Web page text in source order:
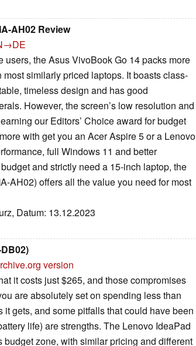
AH02 Review
users, the Asus VivoBook Go 14 packs more
similarly priced laptops. It boasts class-
timeless design and has good
However, the screen’s low resolution and
our Editors’ Choice award for budget
with get you an Acer Aspire 5 or a Lenovo
full Windows 11 and better
and strictly need a 15-inch laptop, the
AH02) offers all the value you need for most
Datum: 13.12.2023
version
it costs just $265, and those compromises
are absolutely set on spending less than
gets, and some pitfalls that could have been
life) are strengths. The Lenovo IdeaPad
budget zone, with similar pricing and different